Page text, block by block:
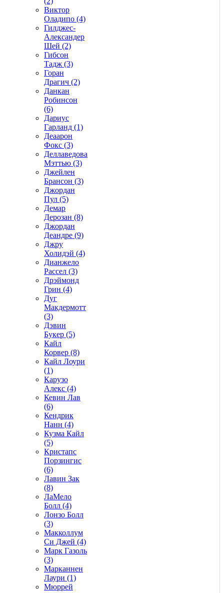
Виктор
Оладипо (4)
Гилджес-
Александер
Шей (2)
Гибсон
Тадж (3)
Горан
Драгич (2)
Данкан
Робинсон
(6)
Дариус
Гарланд (1)
Деаарон
Фокс (3)
Деллаведова
Мэттью (3)
Джейлен
Брансон (3)
Джордан
Пул (5)
Демар
Дерозан (8)
Джордан
Деандре (9)
Джру
Холидэй (4)
Дианжело
Рассел (3)
Дрэймонд
Грин (4)
Дуг
Макдермотт
(3)
Дэвин
Букер (5)
Кайл
Корвер (8)
Кайл Лоури
(1)
Карузо
Алекс (4)
Кевин Лав
(6)
Кендрик
Нанн (4)
Кузма Кайл
(5)
Кристапс
Порзингис
(6)
Лавин Зак
(8)
ЛаМело
Болл (4)
Лонзо Болл
(3)
Макколлум
Си Джей (4)
Марк Газоль
(3)
Марканнен
Лаури (1)
Мюррей